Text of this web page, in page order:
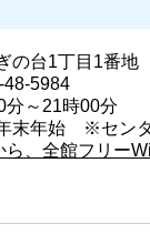
の台1丁目1番
48-5984
分～21時00分
末年始 ※センタ
、全館フリー